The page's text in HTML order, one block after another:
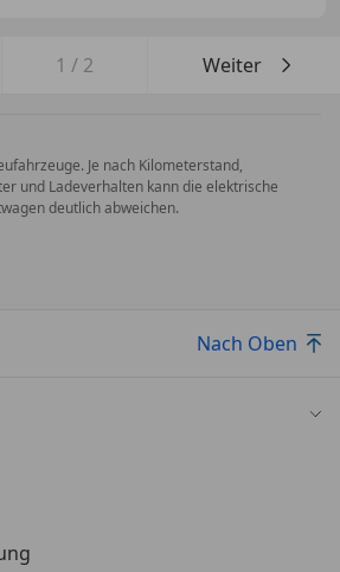
1 / 2 Weiter
Je nach Kilometerstand,
und Ladeverhalten kann die elektrische
deutlich abweichen.
Nach Oben